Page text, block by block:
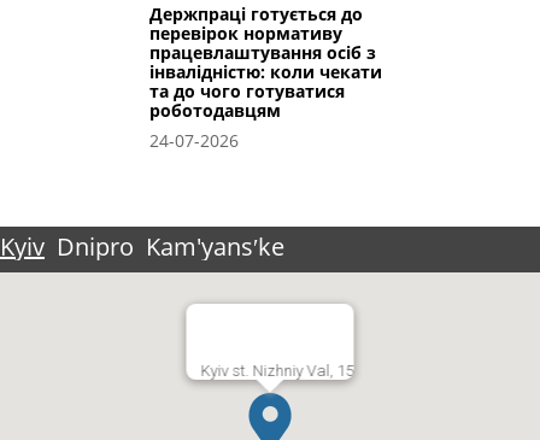
Держпраці готується до
перевірок нормативу
працевлаштування осіб з
інвалідністю: коли чекати
та до чого готуватися
роботодавцям
24-07-2026
Kyiv Dnipro Kam'yansʹke
Kyiv st. Nizhniy Val, 15